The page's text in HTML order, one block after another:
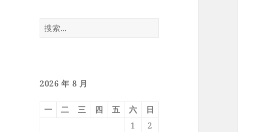
搜
索：
2026 年 8 月
一 二 三 四 五 六
日
1
2